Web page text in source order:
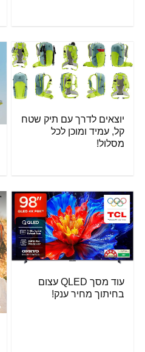
יוצאים לדרך עם תיק שטח
קל, עמיד ומוכן לכל
מסלול!
עוד מסך QLED עצום
בחיתוך מחיר ענק!